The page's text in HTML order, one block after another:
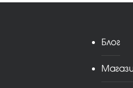
Блог